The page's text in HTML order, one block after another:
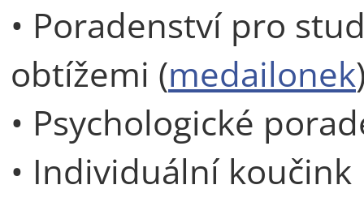
• Poradenství pro
obtížemi (medailonek
• Psychologické
• Individuální koučink